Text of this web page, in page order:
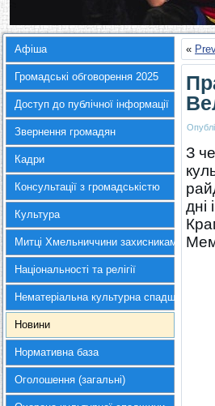
Афіша
Громадські обговорення 2025
Доступ до публічної інформації
Звернення громадян
Кадри
Консультації з громадськістю
Культура
Митці Хмельниччини захисникам
Національності та релігії
Нематеріальна культурна спадщина
Новини
Нормативна база
Оголошення (загальні)
«
З
дні